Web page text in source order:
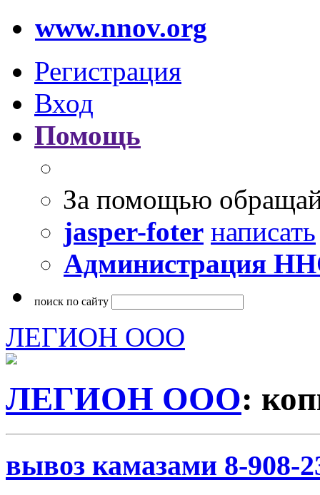
www.nnov.org
Регистрация
Вход
Помощь
За помощью
jasper-foter написать
Администрация
поиск по сайту
ЛЕГИОН ООО
ЛЕГИОН ООО:
вывоз камазами 8-908-